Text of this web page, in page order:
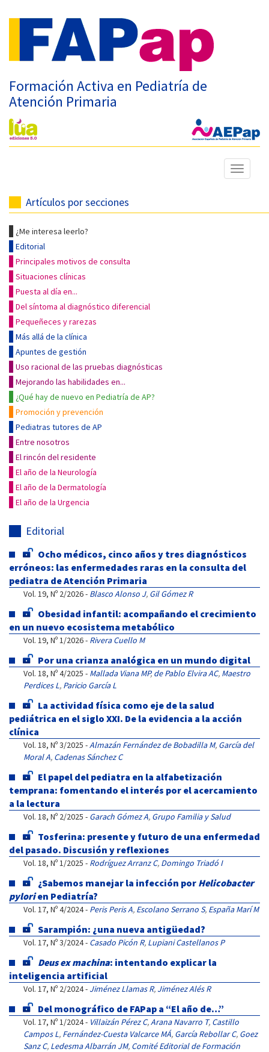
Formación Activa en Pediatría de
Atención Primaria
Mostrar
menú
Artículos por secciones
¿Me interesa leerlo?
Editorial
Principales motivos de consulta
Situaciones clínicas
Puesta al día en...
Del síntoma al diagnóstico diferencial
Pequeñeces y rarezas
Más allá de la clínica
Apuntes de gestión
Uso racional de las pruebas diagnósticas
Mejorando las habilidades en...
¿Qué hay de nuevo en Pediatría de AP?
Promoción y prevención
Pediatras tutores de AP
Entre nosotros
El rincón del residente
El año de la Neurología
El año de la Dermatología
El año de la Urgencia
Editorial
Ocho médicos, cinco años y tres diagnósticos
erróneos: las enfermedades raras en la consulta del
pediatra de Atención Primaria
Vol. 19, Nº 2/2026 - Blasco Alonso J, Gil Gómez R
Obesidad infantil: acompañando el crecimiento
en un nuevo ecosistema metabólico
Vol. 19, Nº 1/2026 - Rivera Cuello M
Por una crianza analógica en un mundo digital
Vol. 18, Nº 4/2025 - Mallada Viana MP, de Pablo Elvira AC, Maestro
Perdices L, Paricio García L
La actividad física como eje de la salud
pediátrica en el siglo XXI. De la evidencia a la acción
clínica
Vol. 18, Nº 3/2025 -Almazán Fernández de Bobadilla M, García del
Moral A, Cadenas Sánchez C
El papel del pediatra en la alfabetización
temprana: fomentando el interés por el acercamiento
a la lectura
Vol. 18, Nº 2/2025 - Garach Gómez A, Grupo Familia y Salud
Tosferina: presente y futuro de una enfermedad
del pasado. Discusión y reflexiones
Vol. 18, Nº 1/2025 - Rodríguez Arranz C, Domingo Triadó I
¿Sabemos manejar la infección por Helicobacter
pylorien Pediatría?
Vol. 17, Nº 4/2024 - Peris Peris A, Escolano Serrano S, España Marí M
Sarampión: ¿una nueva antigüedad?
Vol. 17, Nº 3/2024 - Casado Picón R, Lupiani Castellanos P
Deus ex machina: intentando explicar la
inteligencia artificial
Vol. 17, Nº 2/2024 - Jiménez Llamas R, Jiménez Alés R
Del monográfico de FAPap a “El año de…”
Vol. 17, Nº 1/2024 - Villaizán Pérez C,Arana Navarro T, Castillo
Campos L, Fernández-Cuesta Valcarce MÁ, García Rebollar C, Goez
Sanz C, Ledesma Albarrán JM, Comité Editorial de Formación